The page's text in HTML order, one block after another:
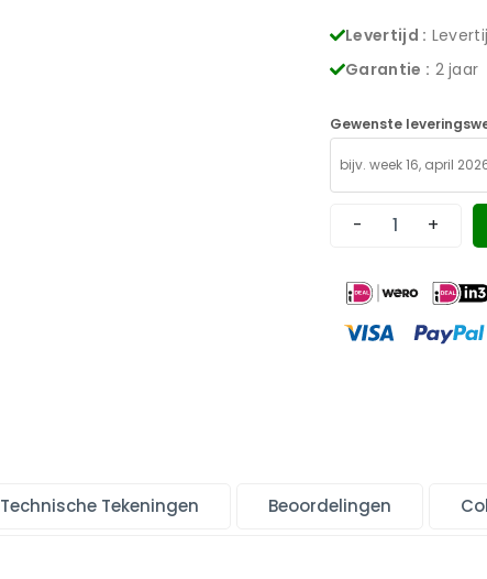
Levertijd :
Garantie : 2 jaar
Gewenste
- +
Technische Tekeningen Beoordelingen